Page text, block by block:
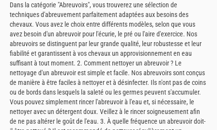
Dans la catégorie "Abreuvoirs", vous trouverez une sélection de
techniques d'abreuvement parfaitement adaptées aux besoins des
chevaux. Vous avez le choix entre différents modèles, selon que vous
avez besoin d'un abreuvoir pour l'écurie, le pré ou l'aire d'exercice. Nos
abreuvoirs se distinguent par leur grande qualité, leur robustesse et leur
fiabilité et garantissent à vos chevaux un approvisionnement en eau
suffisant à tout moment. 2. Comment nettoyer un abreuvoir ? Le
nettoyage d'un abreuvoir est simple et facile. Nos abreuvoirs sont conçus
de manière à être faciles à nettoyer et à désinfecter. Ils n'ont pas de coins
ou de bords dans lesquels la saleté ou les germes peuvent s'accumuler.
Vous pouvez simplement rincer l'abreuvoir à l'eau et, si nécessaire, le
nettoyer avec un détergent doux. Veillez à le rincer soigneusement afin
de ne pas altérer le goût de l'eau. 3. À quelle fréquence un abreuvoir doit-